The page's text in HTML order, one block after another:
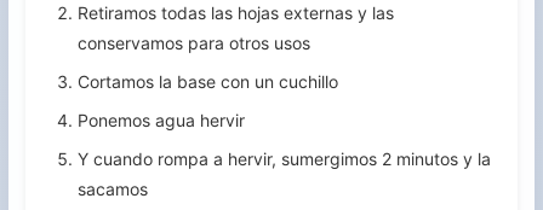
Retiramos todas las hojas externas y las
conservamos para otros usos
Cortamos la base con un cuchillo
Ponemos agua hervir
Y cuando rompa a hervir, sumergimos 2 minutos y la
sacamos